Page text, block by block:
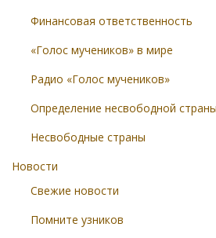
Финансовая ответственность
«Голос мучеников» в мире
Радио «Голос мучеников»
Определение несвободной страны
Несвободные страны
Новости
Свежие новости
Помните узников